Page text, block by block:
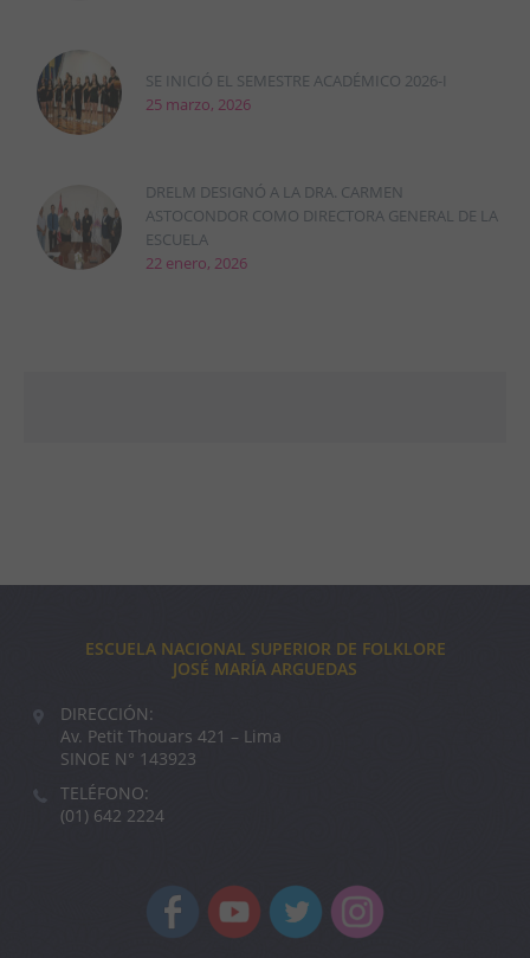
SE INICIÓ EL SEMESTRE ACADÉMICO 2026-I
25 marzo, 2026
DRELM DESIGNÓ A LA DRA. CARMEN
ASTOCONDOR COMO DIRECTORA GENERAL DE LA
ESCUELA
22 enero, 2026
ESCUELA NACIONAL SUPERIOR DE FOLKLORE
JOSÉ MARÍA ARGUEDAS
DIRECCIÓN:
Av. Petit Thouars 421 – Lima
SINOE N° 143923
TELÉFONO:
(01) 642 2224